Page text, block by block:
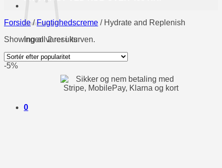
Ingen varer i kurven.
Tilbage til shoppen
0
Forside / Fugtighedscreme /Hydrate and Replenish
Showing all 2 results
-5%